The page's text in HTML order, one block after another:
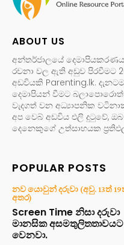
ABOUT US
අන්තර්ජාලයේ
රචනා වල ඇති අඩුව පිරවීමට
අඩවියකි Parenting.lk.
දෙමාපියන් වීමට
වැදගත් වන අධ්‍යාපනික
අප වෙබ් අඩවිය එලි දුටුවේ,
දෙනෙකුගේ උත්සාහයක
POPULAR POSTS
නව යොවුන් දරුවා (අවු. 13ත්
අතර)
Screen Time නිසා දරුවා
මානසික
වෙනවා.